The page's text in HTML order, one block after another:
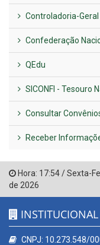
Controladoria-Geral
Confederação
QEdu
SICONFI - Tesouro
Consultar
Receber
Hora: 17:54/Sexta-
de 2026
INSTITUCIONAL
CNPJ: 10.273.548/